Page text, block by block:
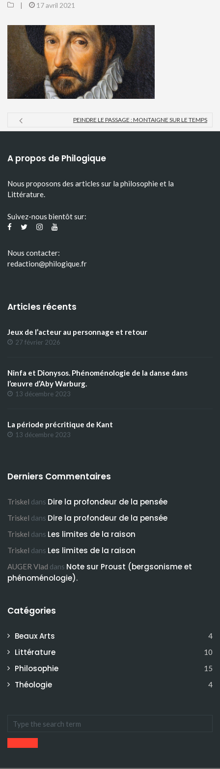
| 17 avril 2021
PEINDRE LE PASSAGE : MONTAIGNE SUR LE TEMPS
A propos de Philogique
Nous proposons des articles sur la philosophie et la
Littérature.
Suivez-nous bientôt sur:
Nous contacter:
redaction@philogique.fr
Articles récents
Jeux de l’acteur au personnage et retour
27 février 2026
Ninfa et Dionysos. Phénoménologie de la danse dans
l’œuvre d’Aby Warburg.
13 décembre 2023
La période précritique de Kant
13 décembre 2023
Derniers Commentaires
Triskel dans Dire la profondeur de la pensée
Triskel dans Dire la profondeur de la pensée
Triskel dans Les limites de la raison
Triskel dans Les limites de la raison
AUGER Vlad dans Note sur Proust (bergsonisme et
phénoménologie).
Catégories
Beaux Arts 4
Littérature 10
Philosophie 15
Théologie 4